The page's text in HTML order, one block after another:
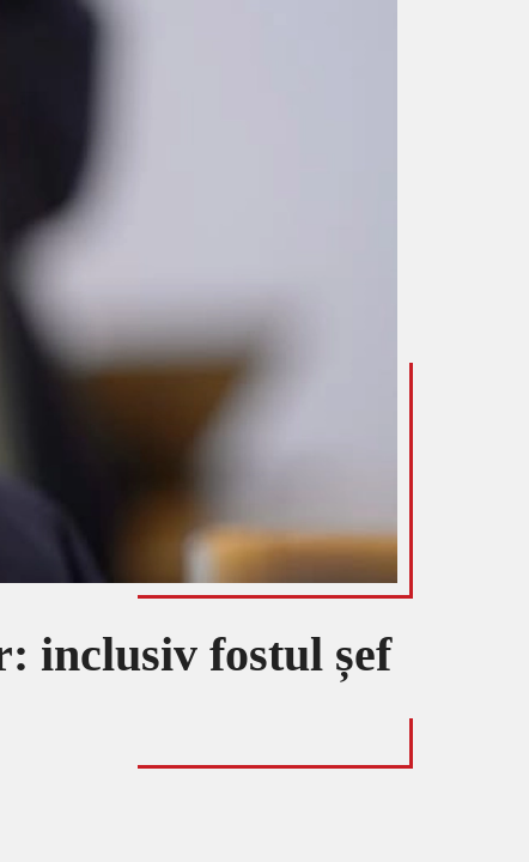
inclusiv fostul șef